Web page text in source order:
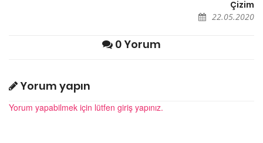
Çizim
22.05.2020
0 Yorum
Yorum yapın
Yorum yapabilmek için lütfen giriş yapınız.